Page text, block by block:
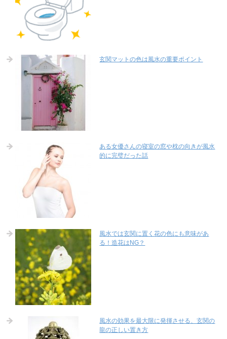
玄関マットの色は風水の重要ポイント
ある女優さんの寝室の窓や枕の向きが風水
的に完璧だった話
風水では玄関に置く花の色にも意味があ
る！造花はNG？
風水の効果を最大限に発揮させる、玄関の
龍の正しい置き方